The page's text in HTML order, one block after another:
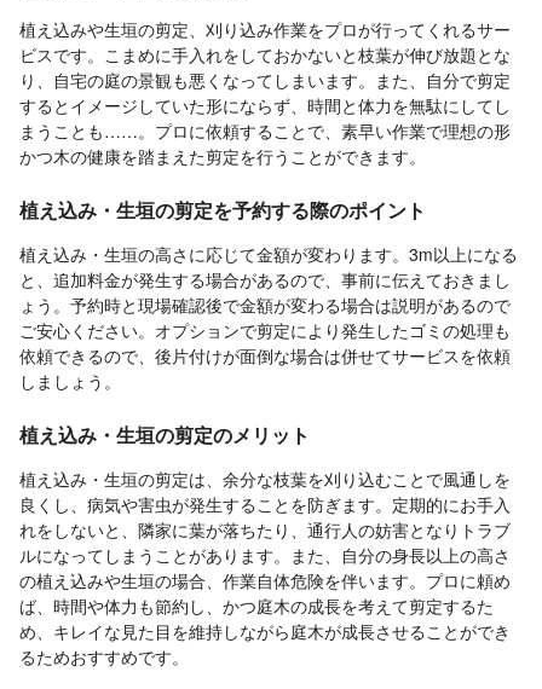
植え込みや生垣の剪定、刈り込み作業をプロが行ってくれるサー
ビスです。こまめに手入れをしておかないと枝葉が伸び放題とな
り、自宅の庭の景観も悪くなってしまいます。また、自分で剪定
するとイメージしていた形にならず、時間と体力を無駄にしてし
まうことも……。プロに依頼することで、素早い作業で理想の形
かつ木の健康を踏まえた剪定を行うことができます。
植え込み・生垣の剪定を予約する際のポイント
植え込み・生垣の高さに応じて金額が変わります。3m以上になる
と、追加料金が発生する場合があるので、事前に伝えておきまし
ょう。予約時と現場確認後で金額が変わる場合は説明があるので
ご安心ください。オプションで剪定により発生したゴミの処理も
依頼できるので、後片付けが面倒な場合は併せてサービスを依頼
しましょう。
植え込み・生垣の剪定のメリット
植え込み・生垣の剪定は、余分な枝葉を刈り込むことで風通しを
良くし、病気や害虫が発生することを防ぎます。定期的にお手入
れをしないと、隣家に葉が落ちたり、通行人の妨害となりトラブ
ルになってしまうことがあります。また、自分の身長以上の高さ
の植え込みや生垣の場合、作業自体危険を伴います。プロに頼め
ば、時間や体力も節約し、かつ庭木の成長を考えて剪定するた
め、キレイな見た目を維持しながら庭木が成長させることができ
るためおすすめです。